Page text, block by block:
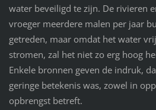
water beveiligd te zijn. De rivieren
vroeger meerdere malen per jaar
getreden, maar omdat het water
stromen, zal het niet zo erg hoog
Enkele bronnen geven de indruk,
geringe betekenis was, zowel in
opbrengst betreft.